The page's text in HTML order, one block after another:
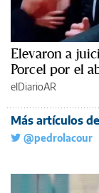
Elevaron a
Porcel por el
elDiarioAR
Más artículos
@pedrolacour